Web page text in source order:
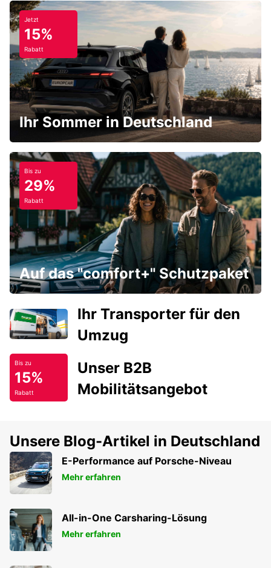
Jetzt
15%
Rabatt
Ihr Sommer in Deutschland
Bis zu
29%
Rabatt
Auf das "comfort+" Schutzpaket
Ihr Transporter für den
Umzug
Bis zu
15%
Rabatt
Unser B2B
Mobilitätsangebot
Unsere Blog-Artikel in Deutschland
E-Performance auf Porsche-Niveau
Mehr erfahren
All-in-One Carsharing-Lösung
Mehr erfahren